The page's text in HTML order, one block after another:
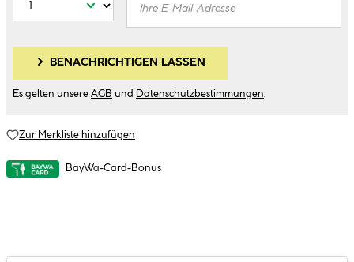
BENACHRICHTIGEN LASSEN
Es gelten unsere AGB und Datenschutzbestimmungen
Zur Merkliste hinzufügen
BayWa-Card-Bonus